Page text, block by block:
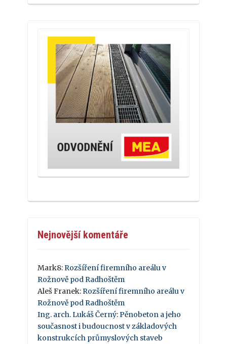
Nejnovější komentáře
Mark8: Rozšíření firemního areálu v
Rožnově pod Radhoštěm
Aleš Franek: Rozšíření firemního areálu v
Rožnově pod Radhoštěm
Ing. arch. Lukáš Černý: Pěnobeton a jeho
současnost i budoucnost v základových
konstrukcích průmyslových staveb